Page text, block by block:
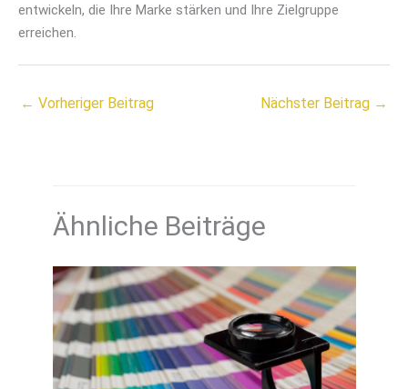
entwickeln, die Ihre Marke stärken und Ihre Zielgruppe
erreichen.
← Vorheriger Beitrag Nächster Beitrag →
Ähnliche Beiträge